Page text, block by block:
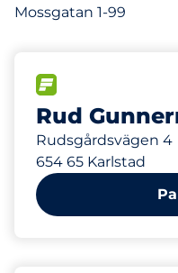
Mossgatan 1-99
Rud
Rudsgårdsvägen 4
654 65 Karlstad
261 m